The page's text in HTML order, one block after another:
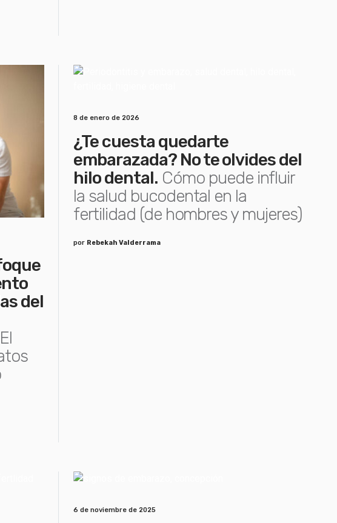
del
El
8 de enero de 2026
¿Te cuesta quedarte
embarazada? No te olvides del
hilo dental. Cómo puede influir
la salud bucodental en la
fertilidad (de hombres y mujeres)
por Rebekah Valderrama
6 de noviembre de 2025